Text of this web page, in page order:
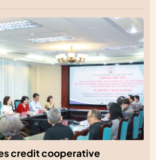
credit cooperative